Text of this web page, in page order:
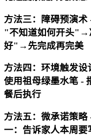
方法三：障碍预演
"不知道如何开头"→
好"→先完成再完美
方法四：环境触发
使用祖母绿墨水笔 -
餐后执行
方法五：微承诺策略
一：告诉家人本周要